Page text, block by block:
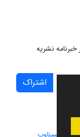
نشریه
اشتراک
از سیناوب